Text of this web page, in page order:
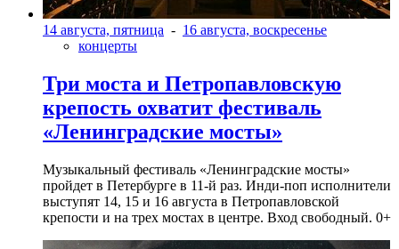
14 августа, пятница - 16 августа, воскресенье
концерты
Три моста и Петропавловскую
крепость охватит фестиваль
«Ленинградские мосты»
Музыкальный фестиваль «Ленинградские мосты»
пройдет в Петербурге в 11-й раз. Инди-поп исполнители
выступят 14, 15 и 16 августа в Петропавловской
крепости и на трех мостах в центре. Вход свободный. 0+